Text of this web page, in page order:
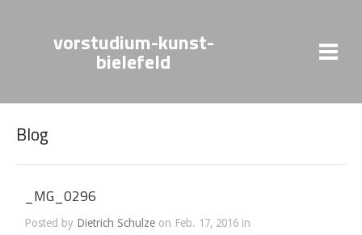
vorstudium-kunst-
bielefeld
Blog
_MG_0296
Posted by Dietrich Schulze on Feb. 17, 2016 in